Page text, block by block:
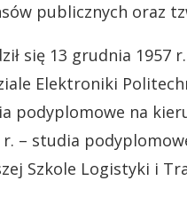
publicznych oraz
się 13 grudnia 1957
Elektroniki
podyplomowe na
r. – studia
Szkole Logistyki i